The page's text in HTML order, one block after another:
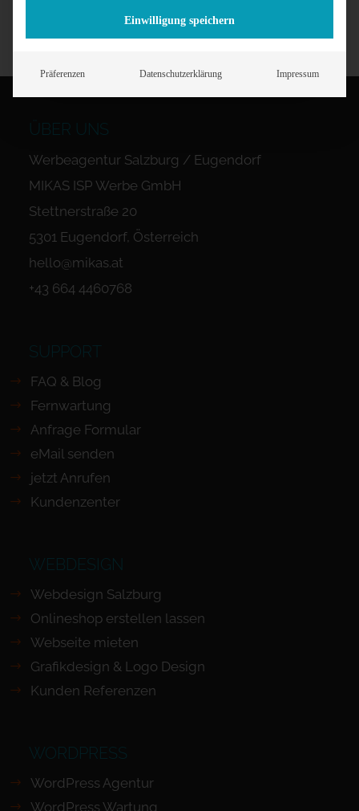
ÜBER UNS
Werbeagentur Salzburg / Eugendorf
MIKAS ISP Werbe GmbH
Stettnerstraße 20
5301 Eugendorf, Österreich
hello@mikas.at
+43 664 4460768
SUPPORT
FAQ & Blog
Fernwartung
Anfrage Formular
eMail senden
jetzt Anrufen
Kundenzenter
WEBDESIGN
Webdesign Salzburg
Onlineshop erstellen lassen
Webseite mieten
Grafikdesign & Logo Design
Kunden Referenzen
WORDPRESS
WordPress Agentur
WordPress Wartung
Einwilligung speichern
Präferenzen Datenschutzerklärung Impressum